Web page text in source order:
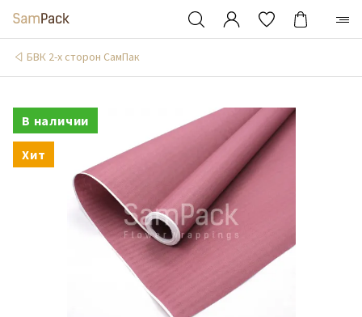
БВК 2-х сторон СамПак
В наличии
Хит